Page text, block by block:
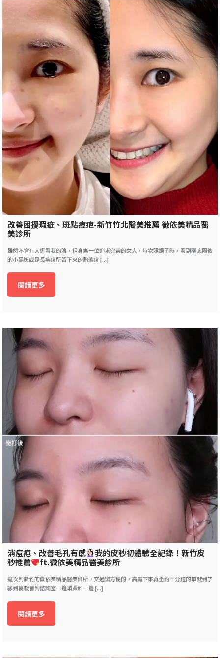
改善困擾瑕疵、斑點痘疤-新竹竹北醫美推薦 微依美精品醫
美診所
雖然不會有人近看我的臉，但身為一位追求完美的女人，每次照鏡子時，看到曬太陽後
的小黑斑或是長痘痘所留下來的黯淡痘 [...]
閱讀更多
消痘疤、改善毛孔有感 我的皮秒初體驗全記錄！新竹皮
秒推薦 ft.微依美精品醫美診所
這次到新竹的微依美精品醫美診所，交通蠻方便的，高鐵下來再坐約十分鐘的車就到了
報到後就會到諮詢室一邊填資料一邊 [...]
閱讀更多